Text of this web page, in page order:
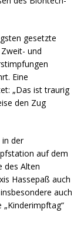
gesetzte
und
Eine
„Das ist traurig
den Zug
der
auf dem
des Alten
Hassepaß auch
auch